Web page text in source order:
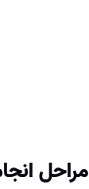
مراحل